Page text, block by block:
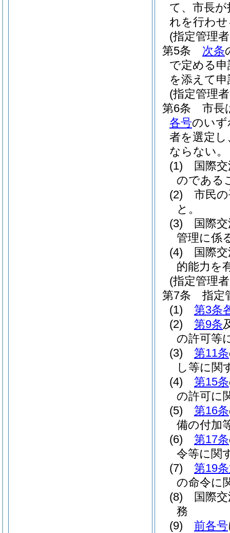
て、市長
れを行わ
(指定管理
第5条
次条
で定める
を添えて
(指定管理
第6条
市長
各号のいず
者を選定
ならない。
(1)
国際
のである
(2)
市民
と。
(3)
国際
管理に係
(4)
国際
的能力を
(指定管理
第7条
指定
(1)
第3条
(2)
第9条
の許可等
(3)
第11条
し等に関
(4)
第15条
の許可に
(5)
第16条
備の付加
(6)
第17条
令等に関
(7)
第19
の命令に
(8)
国際
務
(9)
前各号